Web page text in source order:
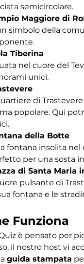
semicircolare.
Maggiore di
simbolo della
Tiberina
nel cuore del
unici.
di
popolare. Qui
della Botte
fontana insolita nel
per una sosta
di Santa Maria
pulsante di
fontana e le
Funziona
è pensato per
il nostro host vi
guida stampata